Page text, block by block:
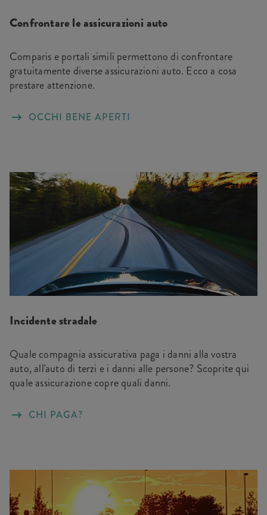
Confrontare le assicurazioni auto
Comparis e portali simili permettono di confrontare
gratuitamente diverse assicurazioni auto. Ecco a cosa
prestare attenzione.
OCCHI BENE APERTI
Incidente stradale
Quale compagnia assicurativa paga i danni alla vostra
auto, all'auto di terzi e i danni alle persone? Scoprite qui
quale assicurazione copre quali danni.
CHI PAGA?